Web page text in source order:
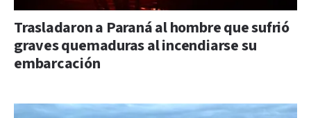
Trasladaron a Paraná al hombre que sufrió
graves quemaduras al incendiarse su
embarcación